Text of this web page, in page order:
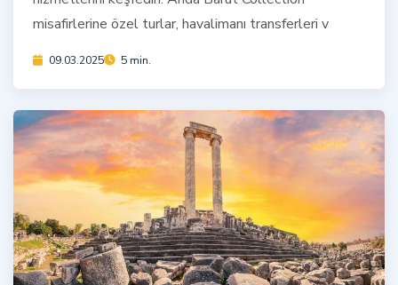
misafirlerine özel turlar, havalimanı transferleri v
09.03.2025 5 min.